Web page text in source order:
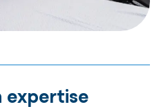
expertise